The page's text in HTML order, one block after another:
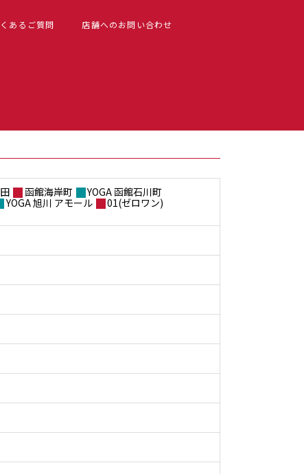
あるご質問
店舗へのお問い合わせ
函館海岸町
YOGA 函館石川町
YOGA 旭川 アモール
01(ゼロワン)